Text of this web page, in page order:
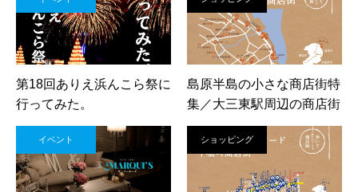
第18回ありえ浜んこら祭に
行ってみた。
島原半島の小さな商店街特
集／大三東駅周辺の商店街
イベント ショッピング